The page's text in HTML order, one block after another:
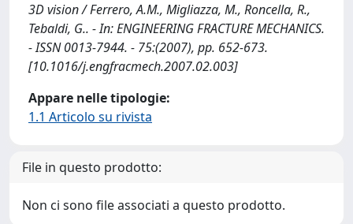
3D vision / Ferrero, A.M., Migliazza, M., Roncella, R.,
Tebaldi, G.. - In: ENGINEERING FRACTURE MECHANICS.
- ISSN 0013-7944. - 75:(2007), pp. 652-673.
[10.1016/j.engfracmech.2007.02.003]
Appare nelle tipologie:
1.1 Articolo su rivista
File in questo prodotto:
Non ci sono file associati a questo prodotto.